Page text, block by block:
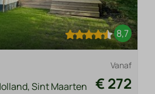
8,7
Vanaf
€ 272
Sint Maarten